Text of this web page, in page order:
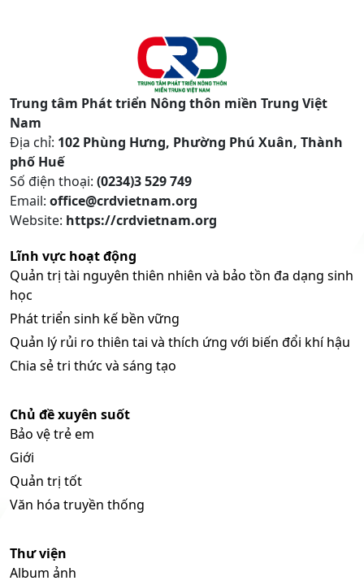
Trung tâm Phát triển Nông thôn miền Trung Việt
Nam
Địa chỉ: 102 Phùng Hưng, Phường Phú Xuân, Thành
phố Huế
Số điện thoại: (0234)3 529 749
Email: office@crdvietnam.org
Website: https://crdvietnam.org
Lĩnh vực hoạt động
Quản trị tài nguyên thiên nhiên và bảo tồn đa dạng sinh
học
Phát triển sinh kế bền vững
Quản lý rủi ro thiên tai và thích ứng với biến đổi khí hậu
Chia sẻ tri thức và sáng tạo
Chủ đề xuyên suốt
Bảo vệ trẻ em
Giới
Quản trị tốt
Văn hóa truyền thống
Thư viện
Album ảnh